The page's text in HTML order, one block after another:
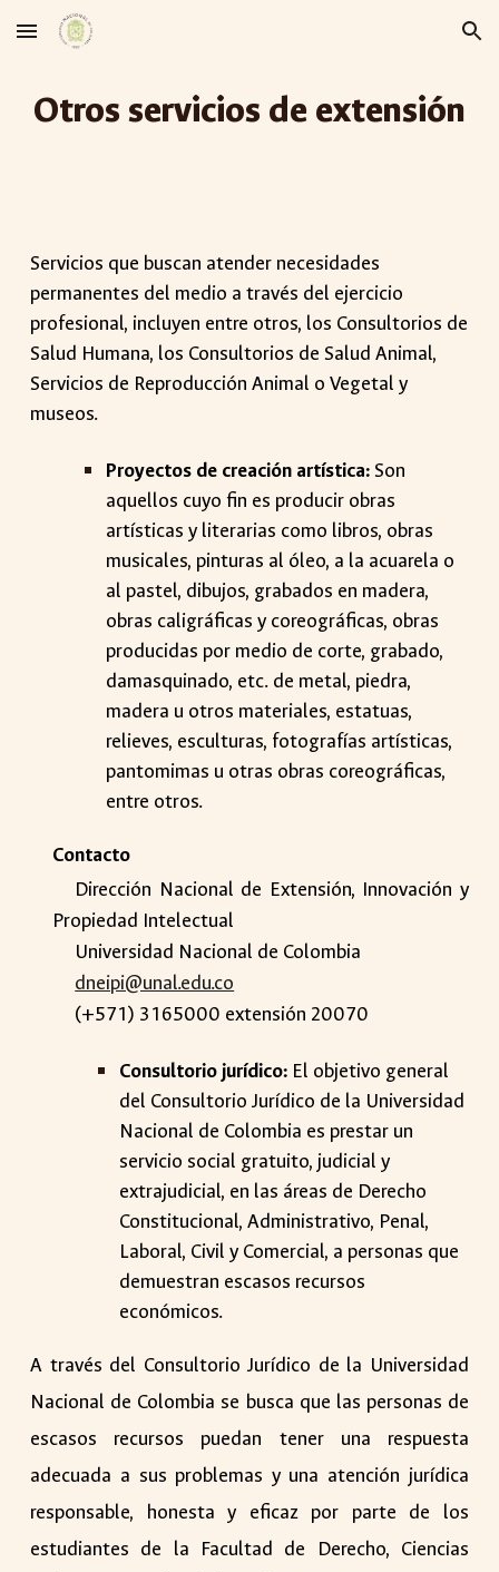
Skip to main content Skip to navigation
Otros servicios de extensión
Servicios que buscan atender necesidades
permanentes del medio a través del ejercicio
profesional, incluyen entre otros, los Consultorios de
Salud Humana, los Consultorios de Salud Animal,
Servicios de Reproducción Animal o Vegetal y
museos.
Proyectos de creación artística:Son
aquellos cuyo fin es producir obras
artísticas y literarias como libros, obras
musicales, pinturas al óleo, a la acuarela o
al pastel, dibujos, grabados en madera,
obras caligráficas y coreográficas, obras
producidas por medio de corte, grabado,
damasquinado, etc. de metal, piedra,
madera u otros materiales, estatuas,
relieves, esculturas, fotografías artísticas,
pantomimas u otras obras coreográficas,
entre otros.
Contacto
Dirección Nacional de Extensión, Innovación y
Propiedad Intelectual
Universidad Nacional de Colombia
dneipi@unal.edu.co
(+571) 3165000 extensión 20070
Consultorio jurídico: El objetivo general
del Consultorio Jurídico de la Universidad
Nacional de Colombia es prestar un
servicio social gratuito, judicial y
extrajudicial, en las áreas de Derecho
Constitucional, Administrativo, Penal,
Laboral, Civil y Comercial, a personas que
demuestran escasos recursos
económicos.
A través del Consultorio Jurídico de la Universidad
Nacional de Colombia se busca que las personas de
escasos recursos puedan tener una respuesta
adecuada a sus problemas y una atención jurídica
responsable, honesta y eficaz por parte de los
estudiantes de la Facultad de Derecho, Ciencias